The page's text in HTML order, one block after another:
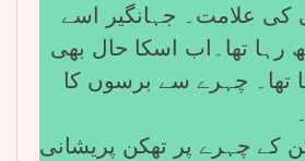
کی علامت۔ جہانگیر اسے
رہا تھا۔اب اسکا حال بھی
تھا۔ چہرے سے برسوں کا
کے چہرے پر تھکن پریشانی